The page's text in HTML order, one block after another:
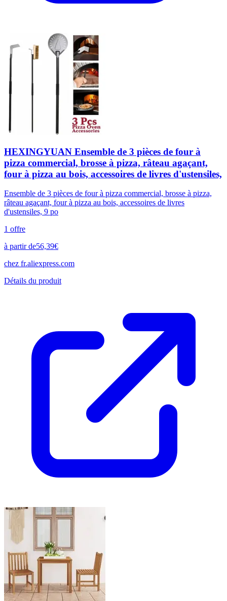
HEXINGYUAN Ensemble de 3 pièces de four à
pizza commercial, brosse à pizza, râteau agaçant,
four à pizza au bois, accessoires de livres d'ustensiles,
Ensemble de 3 pièces de four à pizza commercial, brosse à pizza,
râteau agaçant, four à pizza au bois, accessoires de livres
d'ustensiles, 9 po
1 offre
à partir de56,39€
chez fr.aliexpress.com
Détails du produit